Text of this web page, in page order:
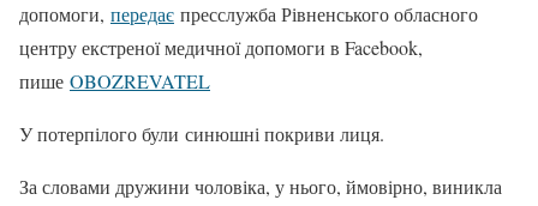
допомоги, передає пресслужба Рівненського обласного
центру екстреної медичної допомоги в Facebook,
пише OBOZREVATEL
У потерпілого були синюшні покриви лиця.
За словами дружини чоловіка, у нього, ймовірно, виникла